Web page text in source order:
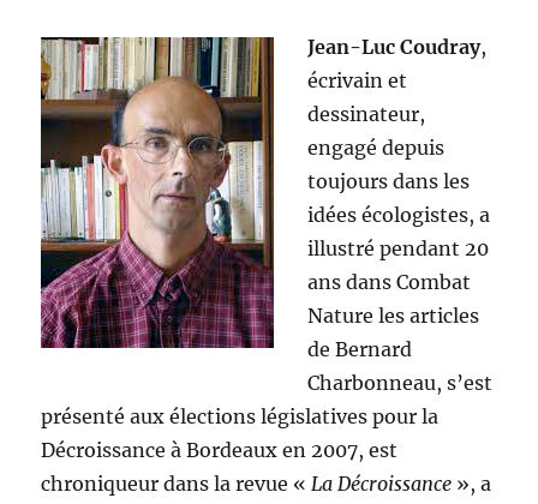
Jean-Luc Coudray,
écrivain et
dessinateur,
engagé depuis
toujours dans les
idées écologistes, a
illustré pendant 20
ans dans Combat
Nature les articles
de Bernard
Charbonneau, s’est
présenté aux élections législatives pour la
Décroissance à Bordeaux en 2007, est
chroniqueur dans la revue «La Décroissance », a